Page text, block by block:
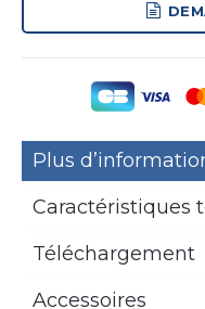
Plus
Caractéristiques
Téléchargement
Accessoires